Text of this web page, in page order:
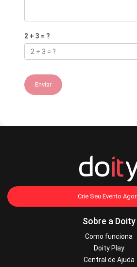
2 + 3 = ?
Enviar
Crie Seu Evento
Sobre a Doity
Como funciona
Doity Play
Central de Ajuda